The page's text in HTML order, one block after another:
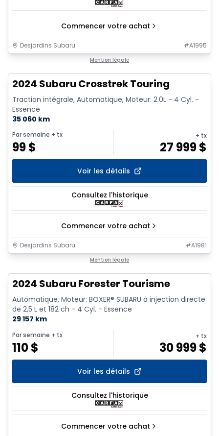
Commencer votre achat
Desjardins Subaru #A1995
Mention légale
2024 Subaru Crosstrek Touring
Traction intégrale, Automatique, Moteur: 2.0L - 4 Cyl. -
Essence
35 060 km
Par semaine + tx
99$
+ tx
27 999$
Voir les détails
Consultez l'historique
Commencer votre achat
Desjardins Subaru #A1981
Mention légale
2024 Subaru Forester Tourisme
Automatique, Moteur: BOXER® SUBARU à injection directe
de 2,5 L et 182 ch - 4 Cyl. - Essence
29 157 km
Par semaine + tx
110$
+ tx
30 999$
Voir les détails
Consultez l'historique
Commencer votre achat